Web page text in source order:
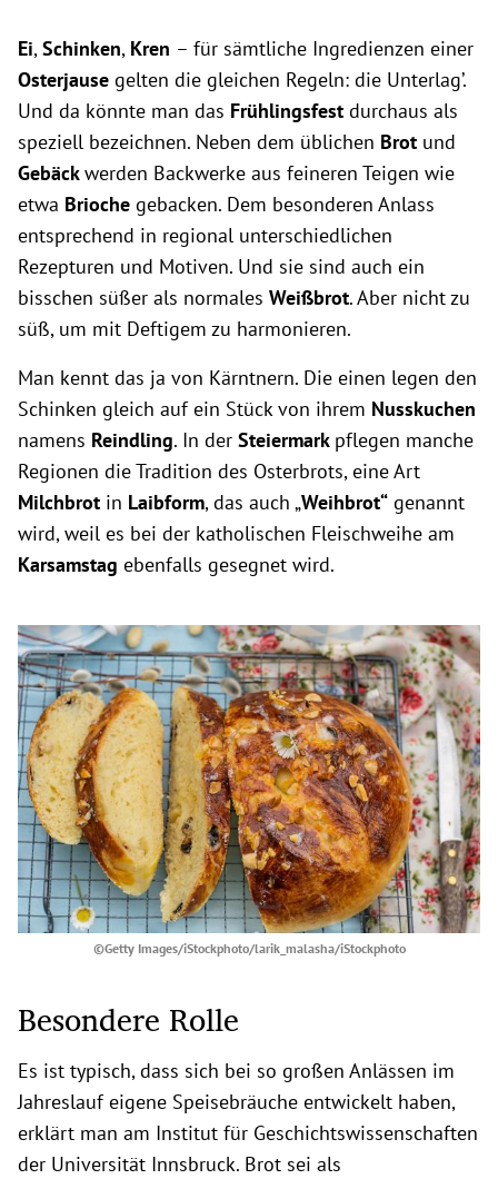
Ei,Schinken, Kren – für sämtliche Ingredienzen einer
Osterjause gelten die gleichen Regeln: die Unterlag’.
Und da könnte man das Frühlingsfest durchaus als
speziell bezeichnen. Neben dem üblichen Brot und
Gebäckwerden Backwerke aus feineren Teigen wie
etwa Brioche gebacken. Dem besonderen Anlass
entsprechend in regional unterschiedlichen
Rezepturen und Motiven. Und sie sind auch ein
bisschen süßer als normales Weißbrot. Aber nicht zu
süß, um mit Deftigem zu harmonieren.
Man kennt das ja von Kärntnern. Die einen legen den
Schinken gleich auf ein Stück von ihrem Nusskuchen
namens Reindling. In der Steiermark pflegen manche
Regionen die Tradition des Osterbrots, eine Art
Milchbrot in Laibform, das auch „Weihbrot“ genannt
wird, weil es bei der katholischen Fleischweihe am
Karsamstag ebenfalls gesegnet wird.
©Getty Images/iStockphoto/larik_malasha/iStockphoto
Besondere Rolle
Es ist typisch, dass sich bei so großen Anlässen im
Jahreslauf eigene Speisebräuche entwickelt haben,
erklärt man am Institut für Geschichtswissenschaften
der Universität Innsbruck. Brot sei als